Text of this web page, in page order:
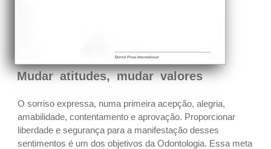
Mudar atitudes, mudar valores
O sorriso expressa, numa primeira acepção, alegria,
amabilidade, contentamento e aprovação. Proporcionar
liberdade e segurança para a manifestação desses
sentimentos é um dos objetivos da Odontologia. Essa meta